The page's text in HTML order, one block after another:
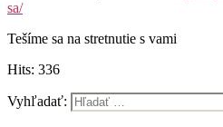
sa/
Tešíme sa na stretnutie s vami
Hits: 336
Vyhľadať: